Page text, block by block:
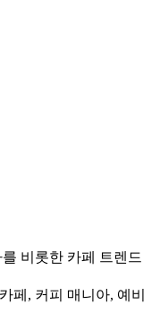
비롯한 카페 트렌드
페, 커피 매니아, 예비